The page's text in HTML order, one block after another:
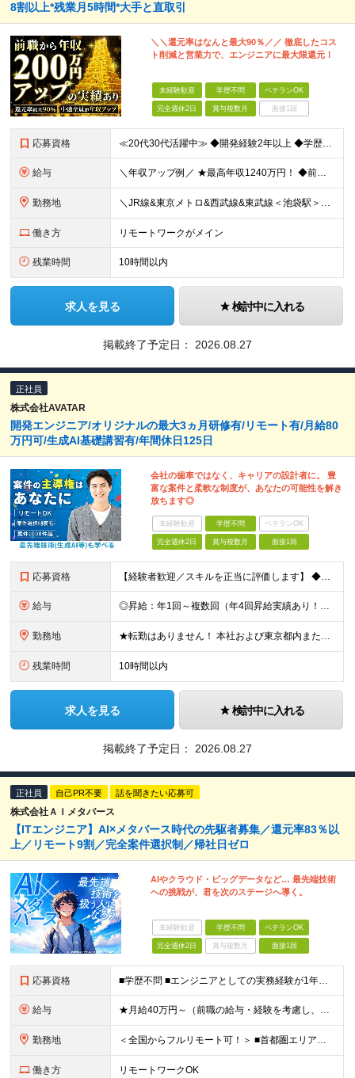
8割以上*残業月5時間*大手と直取引
＼＼還元率はなんと最大90％／／ 徹底したコス
ト削減と営業力で、エンジニアに最大限還元！
未経験歓迎 学歴不問 ベテランOK
完全週休2日 賞与複数月 面接1回
応募資格 ≪20代30代活躍中≫ ◆開発経験2年以上 ◆学歴、ブランク不問 ◆経験内容不問 ＼1つでも当てはまる方はぜひご応募ください！／ ◇同じプロジェクトを何年もやっていて成長実感が少ない ◇他の言語や技
給与 ＼年収アップ例／ ★最高年収1240万円！ ◆前職：年収360万円→入社後：1年目年収510万円（150万円アップ！） ◆前職：年収490万円→入社後：1年目年収650万円（160万円アップ！） ◆前
勤務地 ＼JR線&東京メトロ&西武線&東武線＜池袋駅＞徒歩5～7分／ ■本社 東京都豊島区東池袋1-27-12 明治池袋ビル 4階 ■東京都近郊のプロジェクト先 都内以外（埼玉県・千葉県・神奈川県など）の案
働き方 リモートワークがメイン
残業時間 10時間以内
求人を見る 検討中に入れる
掲載終了予定日： 2026.08.27
正社員
株式会社AVATAR
開発エンジニア/オリジナルの最大3ヵ月研修有/リモート有/月給80
万円可/生成AI基礎講習有/年間休日125日
会社の歯車ではなく、キャリアの設計者に。 豊
富な案件と柔軟な制度が、あなたの可能性を解き
放ちます◎
未経験歓迎 学歴不問 ベテランOK
完全週休2日 賞与複数月 面接1回
応募資格 【経験者歓迎／スキルを正当に評価します】 ◆学歴不問 ◆ITエンジニアとしての実務経験をお持ちの方（年数・分野不問） 「今の環境ではスキルアップの実感がない」 「もっと幅広い技術に挑戦したい」 「
給与 ◎昇給：年1回～複数回（年4回昇給実績あり！） ◎1000万円以上も可／20代後半で複数在籍！ 【ITエンジニア業務経験者】 ◆月給30万円～80万円(固定残業代含む)＋各種手当 ※経験者は試用期間
勤務地 ★転勤はありません！ 本社および東京都内または 首都圏を中心とするプロジェクト先での勤務となります。 ※勤務地選択可 ※希望は最大限考慮します ※入社後の転居を伴う転勤なし ◆本社オフィス 東京
残業時間 10時間以内
求人を見る 検討中に入れる
掲載終了予定日： 2026.08.27
正社員 自己PR不要 話を聞きたい応募可
株式会社ＡＩメタバース
【ITエンジニア】AI×メタバース時代の先駆者募集／還元率83％以
上／リモート9割／完全案件選択制／帰社⽇ゼロ
AIやクラウド・ビッグデータなど… 最先端技術
への挑戦が、君を次のステージへ導く。
未経験歓迎 学歴不問 ベテランOK
完全週休2日 賞与複数月 面接1回
応募資格 ■学歴不問 ■エンジニアとしての実務経験が1年以上ある方 └開発、インフラ、工程、言語は一切不問です ★「テスト、マニュアル作成、運用保守しか経験がない…」という方でもOK！ ★AI未経験ももちろんO
給与 ★月給40万円～（前職の給与・経験を考慮し、前職以上の年収を保障します！） ※上記には固定残業代（30時間分／5万6000円～）を含みます ┗残業が少ない月（平均8時間程度）でも、30時間分全額を「
勤務地 ＜全国からフルリモート可！＞ ■首都圏エリア（東京・神奈川・千葉・埼玉）・大阪・名古屋・福岡を中心とした全国各地のプロジェクト先に参画いただきます。 ※ご希望をお伺いした上で決定いたします ※転勤なし
働き方 リモートワークOK